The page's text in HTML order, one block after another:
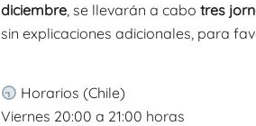
diciembre, se llevarán a cabo tres
sin explicaciones adicionales, para
Horarios (Chile)
Viernes 20:00 a 21:00 horas